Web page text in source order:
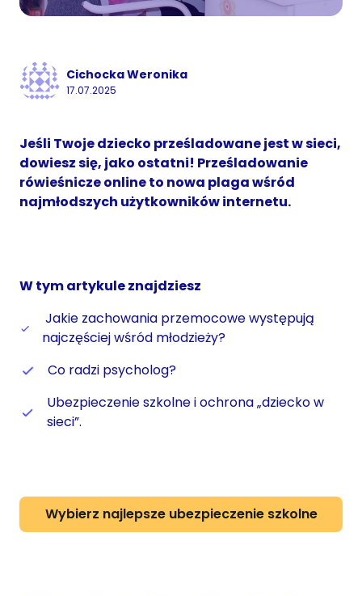
Cichocka Weronika
17.07.2025
Jeśli Twoje dziecko prześladowane jest w sieci,
dowiesz się, jako ostatni! Prześladowanie
rówieśnicze online to nowa plaga wśród
najmłodszych użytkowników internetu.
W tym artykule znajdziesz
Jakie zachowania przemocowe występują
najczęściej wśród młodzieży?
Co radzi psycholog?
Ubezpieczenie szkolne i ochrona „dziecko w
sieci”.
Wybierz najlepsze ubezpieczenie szkolne